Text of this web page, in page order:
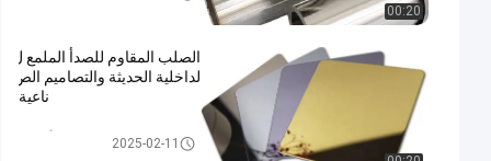
00:20
الصلب المقاوم للصدأ الملمع ل
لداخلية الحديثة والتصاميم الص
ناعية
صفيحة الفولاذ المقاوم للصدأ الملم
2025-02-11